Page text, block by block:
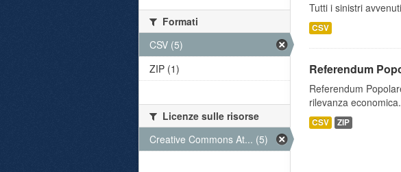
Tutti i sinistri
CSV
Referendum
Referendum
rilevanza
CSV ZIP
Formati
CSV (5)
ZIP (1)
Licenze sulle risorse
Creative Commons At... (5)